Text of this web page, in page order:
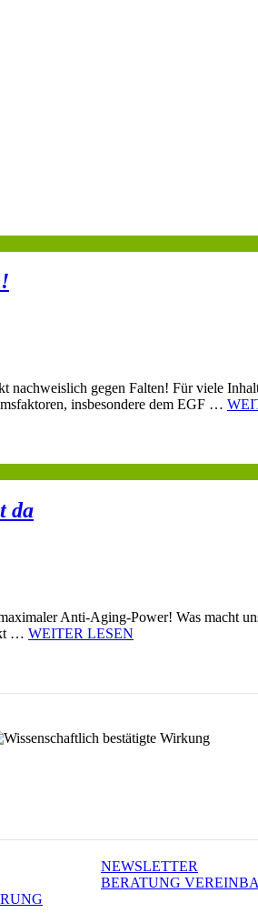
gegen Falten! Für viele
insbesondere dem EGF …
da
Anti-Aging-Power! Was macht
… WEITER LESEN
NEWSLETTER
BERATUNG